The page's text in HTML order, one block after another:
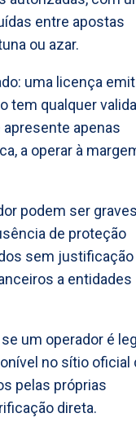
entre apostas
ou azar.
uma licença
tem qualquer
apenas
a operar à
podem ser
de proteção
sem justificação
a entidades
um operador é
no sítio oficial
pelas próprias
direta.